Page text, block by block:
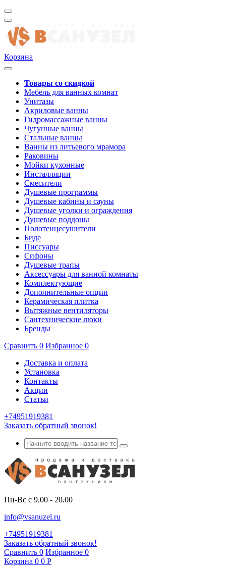
Корзина
Товары со скидкой
Мебель для ванных комнат
Унитазы
Акриловые ванны
Гидромассажные ванны
Чугунные ванны
Стальные ванны
Ванны из литьевого мрамора
Раковины
Мойки кухонные
Инсталляции
Смесители
Душевые программы
Душевые кабины и сауны
Душевые уголки и ограждения
Душевые поддоны
Полотенцесушители
Биде
Писсуары
Сифоны
Душевые трапы
Аксессуары для ванной комнаты
Комплектующие
Дополнительные опции
Керамическая плитка
Вытяжные вентиляторы
Сантехнические люки
Бренды
Сравнить 0 Избранное 0
Доставка и оплата
Установка
Контакты
Акции
Статьи
+74951919381
Заказать обратный звонок!
Пн-Вс с 9.00 - 20.00
info@vsanuzel.ru
+74951919381
Заказать обратный звонок!
Сравнить 0 Избранное 0
Корзина 0 0 Р